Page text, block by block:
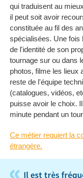
qui traduisent au
il peut soit avoir
constituée au fil des
spécialisées. Une fois
de l'identité de son
tournage sur ou dans
photos, filme les lieux
reste de l'équipe
(catalogues, vidéos,
puisse avoir le choix.
minute pendant un
Ce métier requiert la
étrangère.
Il est très